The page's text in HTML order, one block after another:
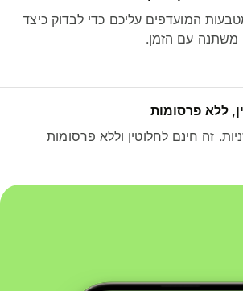
המועדפים עליכם כדי לבדוק כיצד
עם הזמן.
ללא פרסומות
זה חינם לחלוטין וללא פרסומות